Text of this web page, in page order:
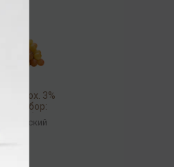
approx. 3%
мл (набор:
₽